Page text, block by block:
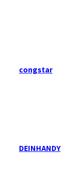
congstar
DEINHANDY